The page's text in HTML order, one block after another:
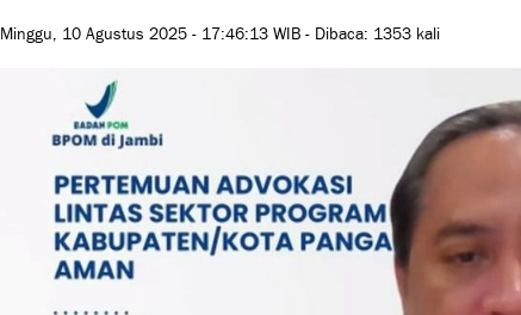
Minggu, 10 Agustus 2025 - 17:46:13 WIB - Dibaca: 1353 kali